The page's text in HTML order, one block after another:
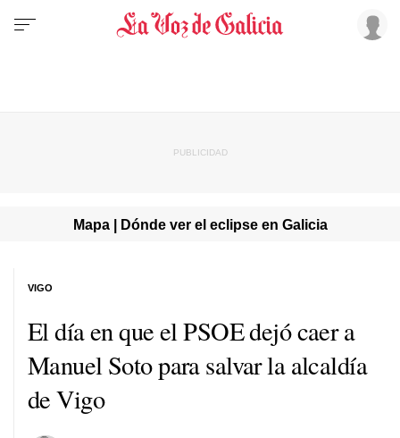
Mapa | Dónde ver el eclipse en Galicia
El día en que el PSOE dejó caer a
Manuel Soto para salvar la alcaldía
de Vigo
VIGO